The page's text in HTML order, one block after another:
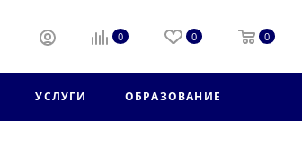
0 0 0
УСЛУГИ ОБРАЗОВАНИЕ